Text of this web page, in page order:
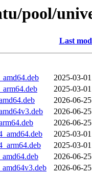
pool/
Last
2025-03-
2025-03-
2026-06-
2026-06-
2026-06-
2025-03-
2025-03-
2026-06-
2026-06-